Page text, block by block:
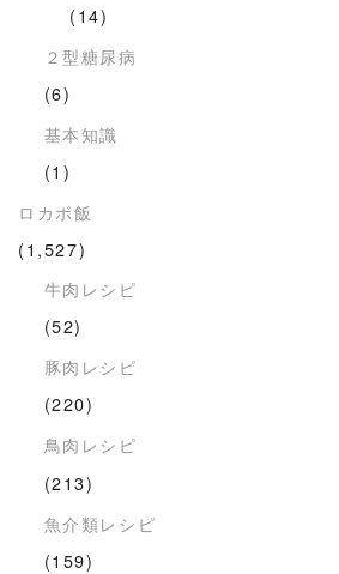
(14)
２型糖尿病
(6)
基本知識
(1)
ロカボ飯
(1,527)
牛肉レシピ
(52)
豚肉レシピ
(220)
鳥肉レシピ
(213)
魚介類レシピ
(159)